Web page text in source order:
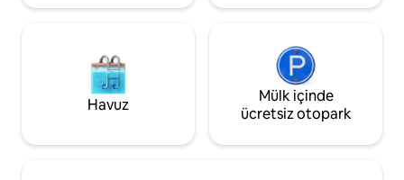
Havuz
Mülk içinde
ücretsiz otopark